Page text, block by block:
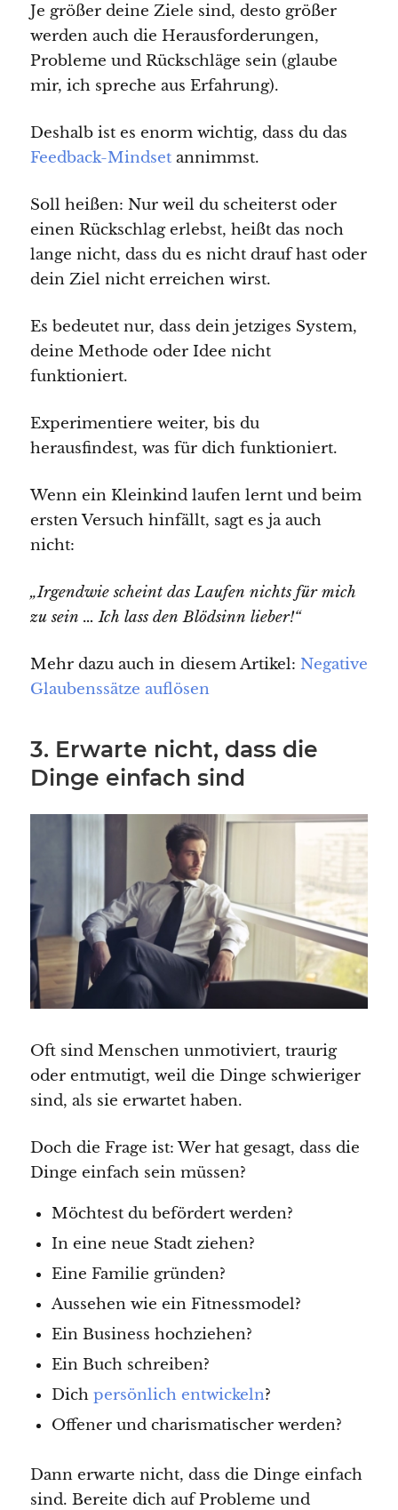
Je größer deine Ziele sind, desto größer
werden auch die Herausforderungen,
Probleme und Rückschläge sein (glaube
mir, ich spreche aus Erfahrung).
Deshalb ist es enorm wichtig, dass du das
Feedback-Mindsetannimmst.
Soll heißen: Nur weil du scheiterst oder
einen Rückschlag erlebst, heißt das noch
lange nicht, dass du es nicht drauf hast oder
dein Ziel nicht erreichen wirst.
Es bedeutet nur, dass dein jetziges System,
deine Methode oder Idee nicht
funktioniert.
Experimentiere weiter, bis du
herausfindest, was für dich funktioniert.
Wenn ein Kleinkind laufen lernt und beim
ersten Versuch hinfällt, sagt es ja auch
nicht:
„Irgendwie scheint das Laufen nichts für mich
zu sein … Ich lass den Blödsinn lieber!“
Mehr dazu auch in diesem Artikel:Negative
Glaubenssätze auflösen
3. Erwarte nicht, dass die
Dinge einfach sind
Oft sind Menschen unmotiviert, traurig
oder entmutigt, weil die Dinge schwieriger
sind, als sie erwartet haben.
Doch die Frage ist: Wer hat gesagt, dass die
Dinge einfach sein müssen?
Möchtest du befördert werden?
In eine neue Stadt ziehen?
Eine Familie gründen?
Aussehen wie ein Fitnessmodel?
Ein Business hochziehen?
Ein Buch schreiben?
Dich persönlich entwickeln?
Offener und charismatischer werden?
Dann erwarte nicht, dass die Dinge einfach
sind. Bereite dich auf Probleme und